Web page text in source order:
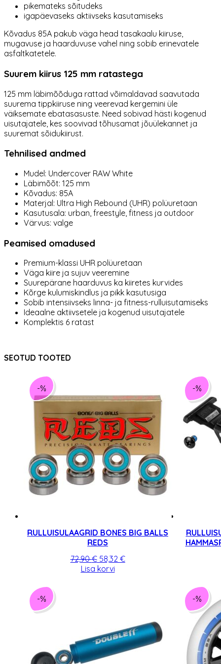
pikemateks sõitudeks
igapäevaseks aktiivseks kasutamiseks
Kõvadus 85A pakub väga head tasakaalu kiiruse,
mugavuse ja haarduvuse vahel ning sobib erinevatele
asfaltkatetele.
Suurem kiirus 125 mm ratastega
125 mm läbimõõduga rattad võimaldavad saavutada
suurema tippkiiruse ning veerevad kergemini üle
väiksemate ebatasasuste. Need sobivad hästi kogenud
uisutajatele, kes soovivad tõhusamat jõuülekannet ja
suuremat sõidukiirust.
Tehnilised andmed
Mudel: Undercover RAW White
Läbimõõt: 125 mm
Kõvadus: 85A
Materjal: Ultra High Rebound (UHR) polüuretaan
Kasutusala: urban, freestyle, fitness ja outdoor
Värvus: valge
Peamised omadused
Premium-klassi UHR polüuretaan
Väga kiire ja sujuv veeremine
Suurepärane haarduvus ka kiiretes kurvides
Kõrge kulumiskindlus ja pikk kasutusiga
Sobib intensiivseks linna- ja fitness-rulluisutamiseks
Ideaalne aktiivsetele ja kogenud uisutajatele
Komplektis 6 ratast
SEOTUD TOOTED
-%
RULLUISULAAGRID BONES BIG BALLS
REDS
72,90€ Algne
hind
58,32 €Praegune
Lisa korvi
-%
-% -%